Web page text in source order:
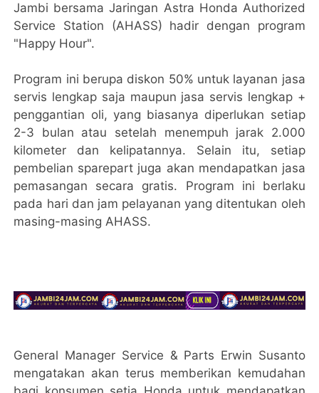
Jambi bersama Jaringan Astra Honda Authorized
Service Station (AHASS) hadir dengan program
"Happy Hour".
Program ini berupa diskon 50% untuk layanan jasa
servis lengkap saja maupun jasa servis lengkap +
penggantian oli, yang biasanya diperlukan setiap
2-3 bulan atau setelah menempuh jarak 2.000
kilometer dan kelipatannya. Selain itu, setiap
pembelian sparepart juga akan mendapatkan jasa
pemasangan secara gratis. Program ini berlaku
pada hari dan jam pelayanan yang ditentukan oleh
masing-masing AHASS.
General Manager Service & Parts Erwin Susanto
mengatakan akan terus memberikan kemudahan